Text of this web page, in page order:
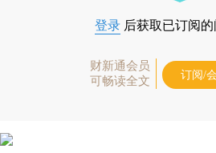
登录 后获取已订阅
财新通会员
可畅读全文
订阅/